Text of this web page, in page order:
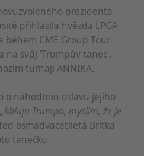
prezidenta
přihlásila hvězda LPGA
během CME Group Tour
na svůj 'Trumpův tanec',
turnaji ANNIKA.
o náhodnou oslavu jejího
„Miluju Trumpa, myslím, že je
osmadvacetiletá Britka
tanečku.